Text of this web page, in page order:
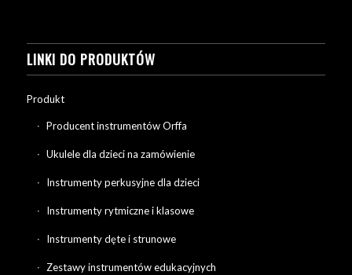
LINKI DO PRODUKTÓW
Produkt
Producent instrumentów Orffa
Ukulele dla dzieci na zamówienie
Instrumenty perkusyjne dla dzieci
Instrumenty rytmiczne i klasowe
Instrumenty dęte i strunowe
Zestawy instrumentów edukacyjnych